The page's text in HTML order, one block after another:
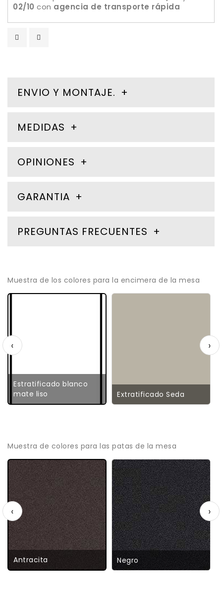
02/10 con agencia de transporte rápida
ENVIO Y MONTAJE.
MEDIDAS
OPINIONES
GARANTIA
PREGUNTAS FRECUENTES
Muestra de los colores para la encimera de la mesa
Estratificado blanco
mate liso
Extratificado Seda
‹ ›
Muestra de colores para las patas de la mesa
Antracita Negro
‹ ›